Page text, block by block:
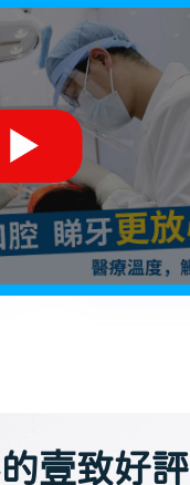
壹致好評